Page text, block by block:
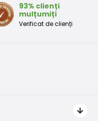
93% clienți
mulțumiți
Verificat de clienți